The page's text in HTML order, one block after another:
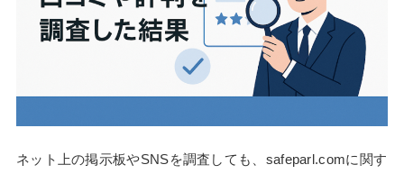
ネット上の掲示板やSNSを調査しても、safeparl.comに関す